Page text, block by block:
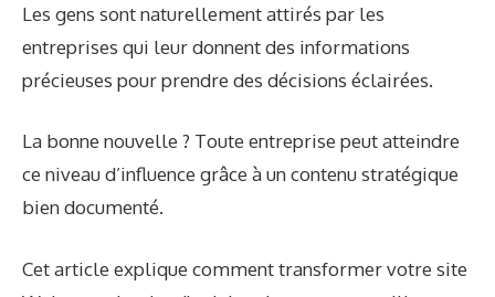
Les gens sont naturellement attirés par les
entreprises qui leur donnent des informations
précieuses pour prendre des décisions éclairées.
La bonne nouvelle ? Toute entreprise peut atteindre
ce niveau d’influence grâce à un contenu stratégique
bien documenté.
Cet article explique comment transformer votre site